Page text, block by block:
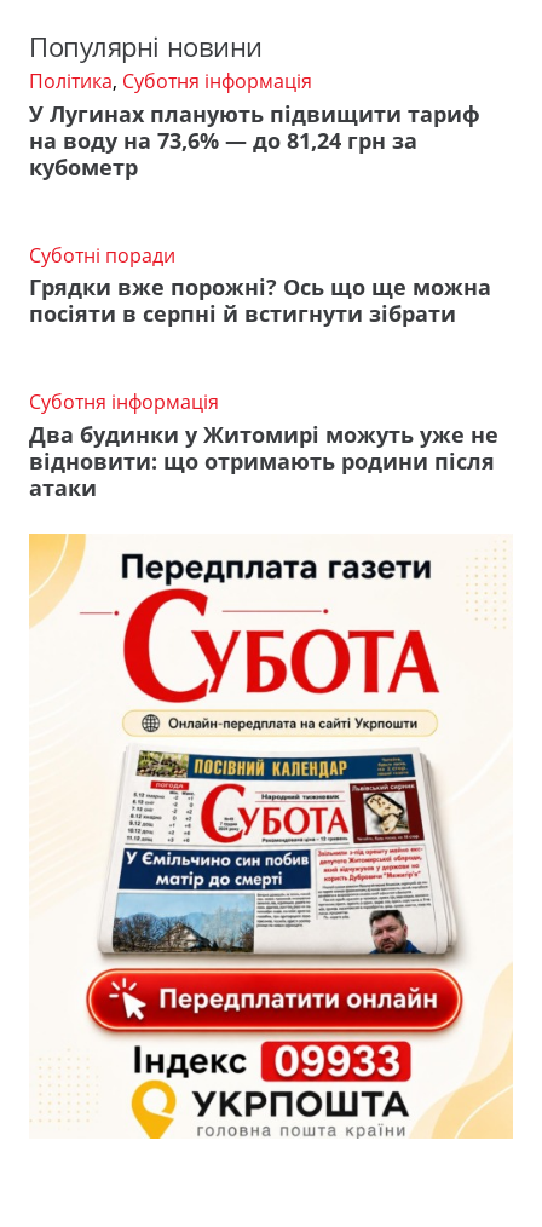
Популярні новини
Політика, Суботня інформація
У Лугинах планують підвищити тариф
на воду на 73,6% — до 81,24 грн за
кубометр
Суботні поради
Грядки вже порожні? Ось що ще можна
посіяти в серпні й встигнути зібрати
Суботня інформація
Два будинки у Житомирі можуть уже не
відновити: що отримають родини після
атаки